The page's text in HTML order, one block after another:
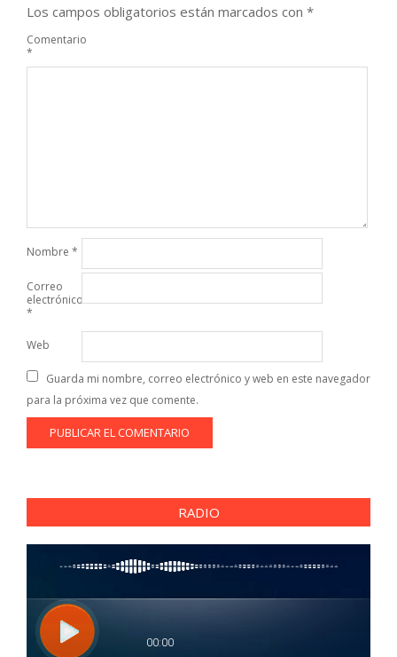
Los campos obligatorios están marcados con *
Comentario
*
Nombre *
Correo
electrónico
*
Web
Guarda mi nombre, correo electrónico y web en este navegador
para la próxima vez que comente.
RADIO